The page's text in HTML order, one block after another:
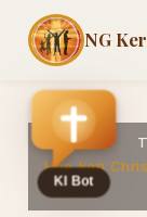
NG
Hoe kan